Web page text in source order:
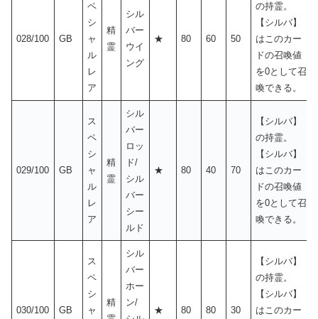
028/100 GB
ペ
シ
ャ
ル
レ
ア
精
霊
シル
バー
ウイ
ング
★ 80 60 50
の持霊。
【シルバ】
はこのカー
ドの召喚値
を0として召
喚できる。
029/100 GB
ス
ペ
シ
ャ
ル
レ
ア
精
霊
シル
バー
ロッ
ド/
シル
バー
シー
ルド
★ 80 40 70
【シルバ】
の持霊。
【シルバ】
はこのカー
ドの召喚値
を0として召
喚できる。
030/100 GB
ス
ペ
シ
ャ
精
シル
バー
ホー
ン/
★ 80 80 30
【シルバ】
の持霊。
【シルバ】
はこのカー